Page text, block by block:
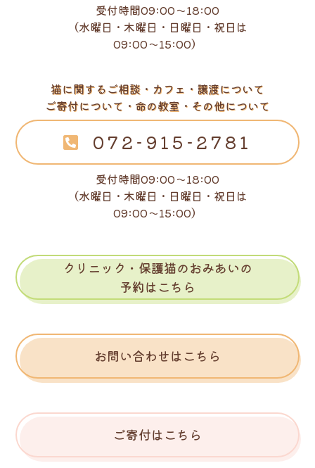
受付時間09:00～18:00
（水曜日・木曜日・日曜日・祝日は
09:00～15:00）
猫に関するご相談・カフェ・譲渡について
ご寄付について・命の教室・その他について
072-915-2781
受付時間09:00～18:00
（水曜日・木曜日・日曜日・祝日は
09:00～15:00）
クリニック・保護猫のおみあいの
予約はこちら
お問い合わせはこちら
ご寄付はこちら